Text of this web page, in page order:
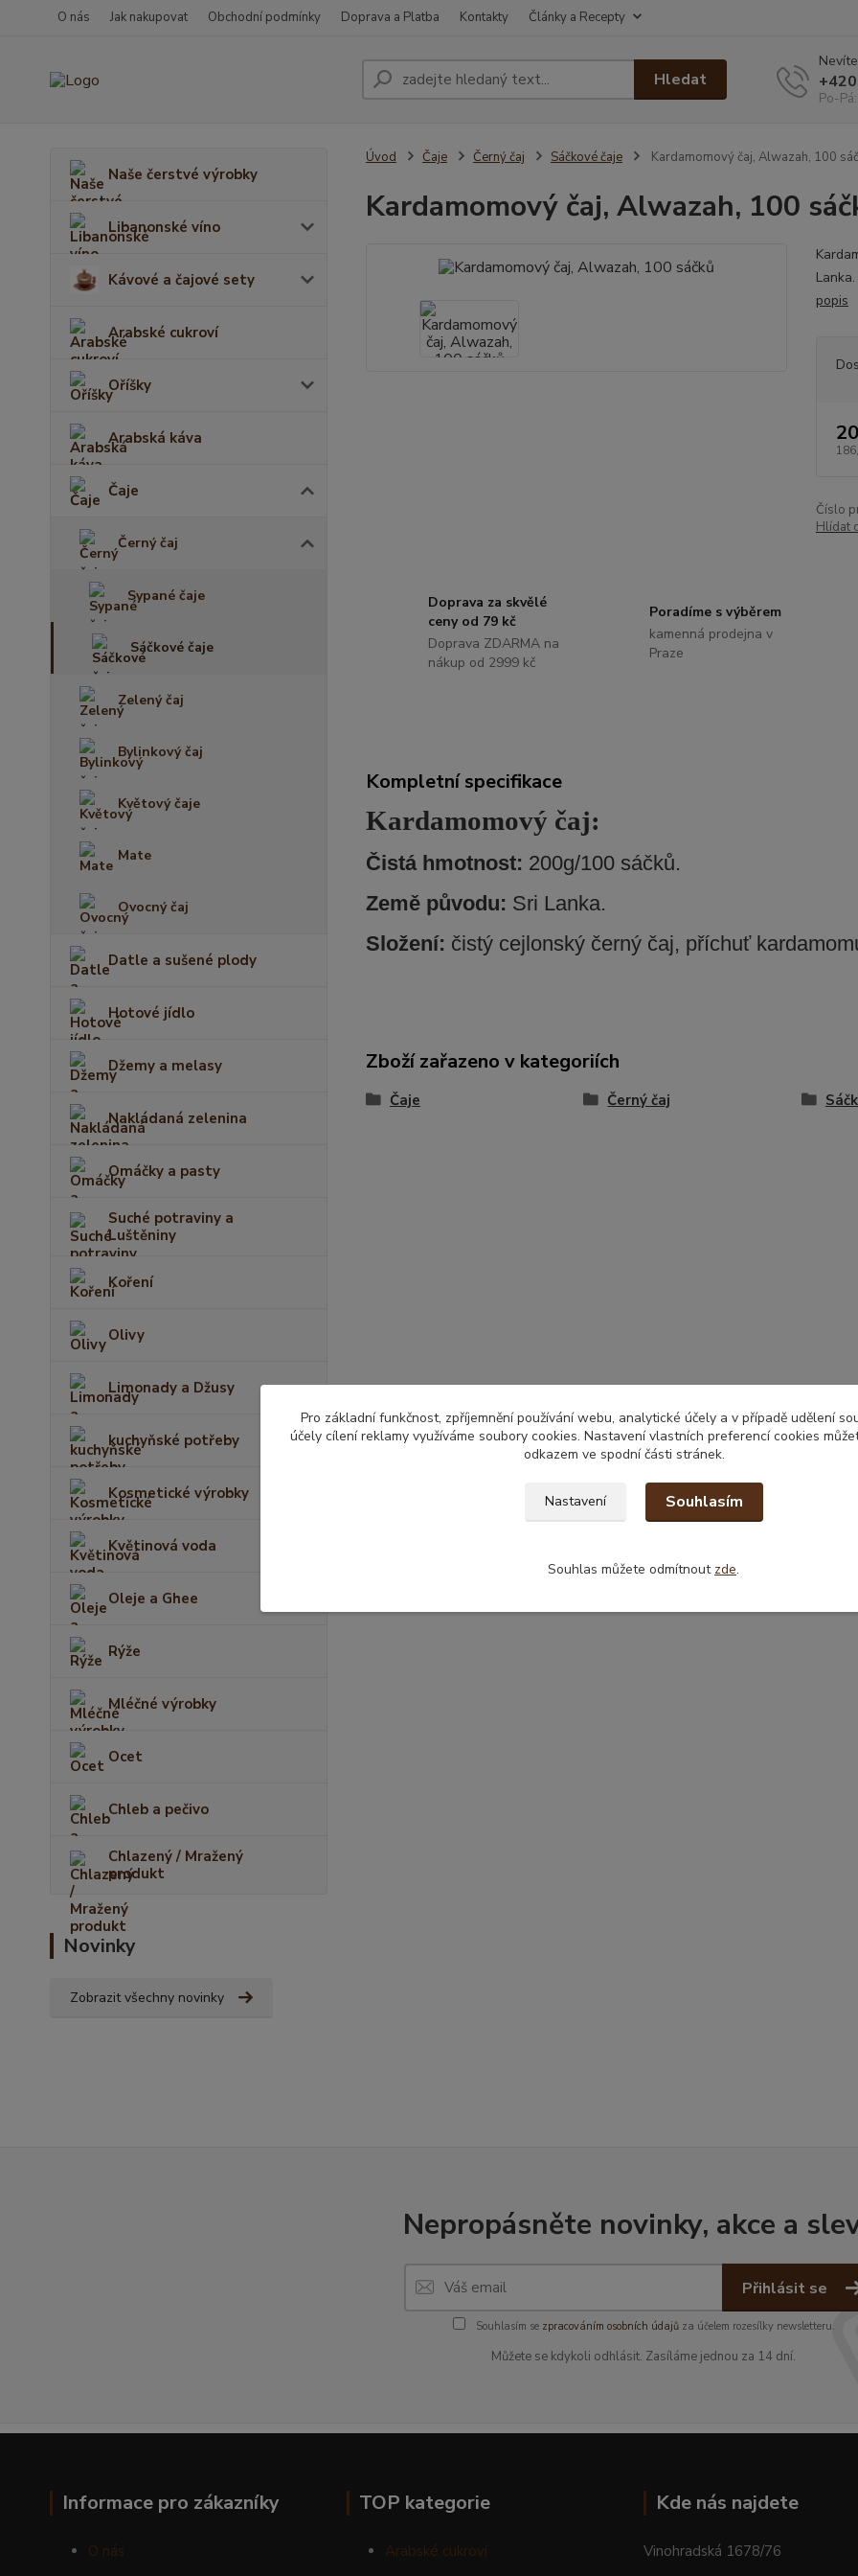
O nás Jak nakupovat Obchodní podmínky Doprava a Platba Kontakty Články a Recepty
Hledat
Po-
Naše čerstvé výrobky
Libanonské víno
Kávové a čajové sety
Arabské cukroví
Oříšky
Arabská káva
Čaje
Černý čaj
Sypané čaje
Sáčkové čaje
Zelený čaj
Bylinkový čaj
Květový čaje
Mate
Ovocný čaj
Datle a sušené plody
Hotové jídlo
Džemy a melasy
Nakládaná zelenina
Omáčky a pasty
Suché potraviny a
Luštěniny
Koření
Olivy
Limonady a Džusy
kuchyňské potřeby
Kosmetické výrobky
Květinová voda
Oleje a Ghee
Rýže
Mléčné výrobky
Ocet
Chleb a pečivo
Chlazený / Mražený
produkt
Novinky
Zobrazit všechny novinky
Úvod Čaje Černý čaj Sáčkové čaje Kardamomový čaj, Alwazah, 100
Kardamomový čaj, Alwazah, 100
popis
Číslo
Hlídat
Doprava za skvělé
ceny od 79 kč
Doprava ZDARMA na
nákup od 2999 kč
Poradíme s výběrem
kamenná prodejna v
Praze
Kompletní specifikace
Kardamomový čaj:
Čistá hmotnost: 200g/100 sáčků.
Země původu: Sri Lanka.
Složení: čistý cejlonský černý čaj, příchuť
Zboží zařazeno v kategoriích
Čaje Černý čaj
Nepropásněte novinky, akce a
Přihlásit se
Souhlasím se zpracováním osobních údajůza účelem rozesílky newsletteru.
Můžete se kdykoli odhlásit. Zasíláme jednou za 14 dní.
Informace pro zákazníky
O nás
TOP kategorie
Arabské cukroví
Kde nás najdete
Vinohradská 1678/76
Pro základní funkčnost, zpříjemnění používání webu, analytické účely a v případě udělení
účely cílení reklamy využíváme soubory cookies. Nastavení vlastních preferencí cookies
odkazem ve spodní části stránek.
Nastavení Souhlasím
Souhlas můžete odmítnout zde.